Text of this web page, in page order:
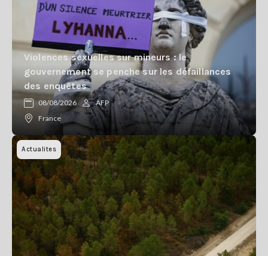
Violences sexuelles sur mineurs : le
gouvernement se penche sur les défaillances
des enquêtes
08/08/2026
AFP
France
Actualites